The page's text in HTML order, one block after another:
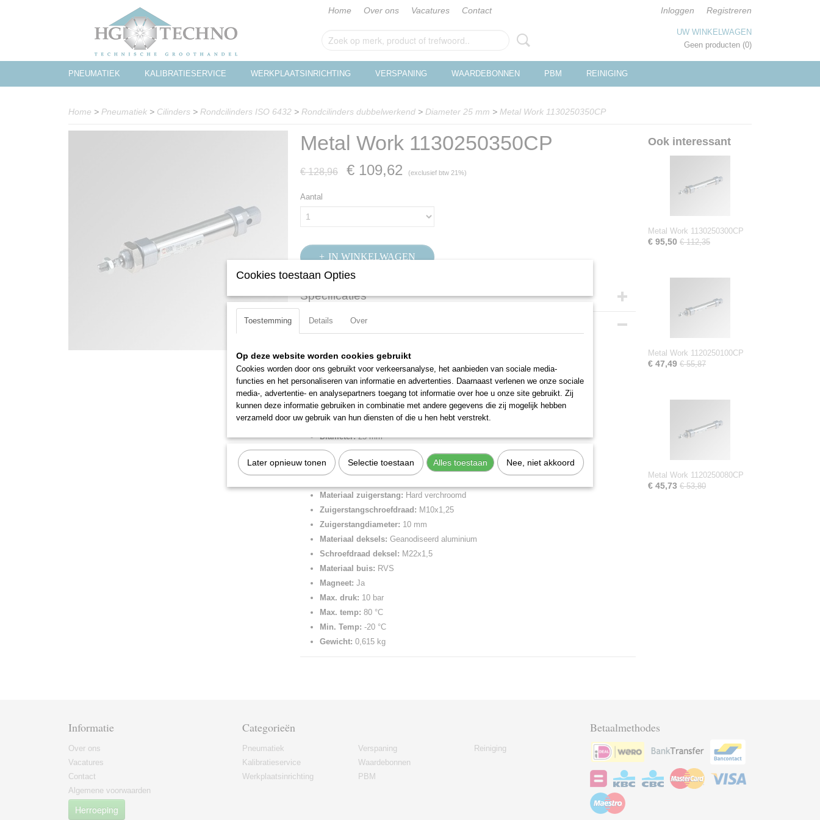
Home Over ons Vacatures Contact Inloggen Registreren
UW WINKELWAGEN
Geen producten (0)
PNEUMATIEK KALIBRATIESERVICE WERKPLAATSINRICHTING VERSPANING WAARDEBONNEN PBM REINIGING
Home > Pneumatiek > Cilinders > Rondcilinders ISO 6432 > Rondcilinders dubbelwerkend > Diameter 25 mm > Metal Work 1130250350CP
Metal Work 1130250350CP
€ 128,96 € 109,62 (exclusief btw 21%)
Aantal
IN WINKELWAGEN
Specificaties
Productcode
Netto gewicht
Omschrijving
Minicilinder volgens ISO 6432
Gefelsde RVS cilinderbuis
Met of zonder magneet
Mogelijkheid tot instelbare einddemping (Ø16, 20, 25).
Merk: Metal Work
Diameter:25 mm
Slag: 350 mm
Aansluiting perslucht:1/8" BSPP
Materiaal zuigerstang: Hard verchroomd
Zuigerstangschroefdraad: M10x1,25
Zuigerstangdiameter: 10 mm
Materiaal deksels: Geanodiseerd aluminium
Schroefdraad deksel: M22x1,5
Materiaal buis: RVS
Magneet: Ja
Max. druk: 10 bar
Max. temp: 80 °C
Min. Temp: -20 °C
Gewicht: 0,615 kg
Ook interessant
Metal Work 1130250300CP
€ 95,50 € 112,35
Metal Work 1120250100CP
€ 47,49 € 55,87
Metal Work 1120250080CP
€ 45,73 € 53,80
Informatie
Over ons
Vacatures
Contact
Algemene voorwaarden
Herroeping
Categorieën
Pneumatiek
Kalibratieservice
Werkplaatsinrichting
Verspaning
Waardebonnen
PBM
Reiniging
Betaalmethodes
Cookies toestaan Opties
Toestemming Details Over
Op deze website worden cookies gebruikt
Cookies worden door ons gebruikt voor verkeersanalyse, het aanbieden van sociale media-
functies en het personaliseren van informatie en advertenties. Daarnaast verlenen we onze sociale
media-, advertentie- en analysepartners toegang tot informatie over hoe u onze site gebruikt. Zij
kunnen deze informatie gebruiken in combinatie met andere gegevens die zij mogelijk hebben
verzameld door uw gebruik van hun diensten of die u hen hebt verstrekt.
Later opnieuw tonen Selectie toestaan Alles toestaan Nee, niet akkoord